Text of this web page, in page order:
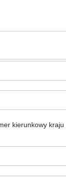
kierunkowy kraju